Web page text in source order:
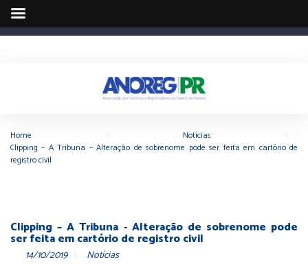
Home Notícias
Clipping – A Tribuna – Alteração de sobrenome pode ser feita em cartório de
registro civil
Clipping – A Tribuna - Alteração de sobrenome pode
ser feita em cartório de registro civil
14/10/2019 Notícias